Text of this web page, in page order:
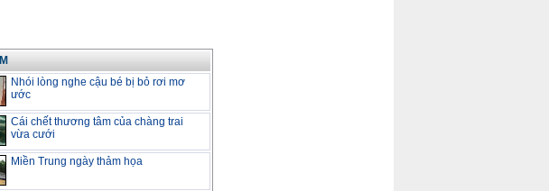
Nhói lòng nghe cậu bé bị bỏ rơi mơ
ước
Cái chết thương tâm của chàng trai
vừa cưới
Miền Trung ngày thảm họa